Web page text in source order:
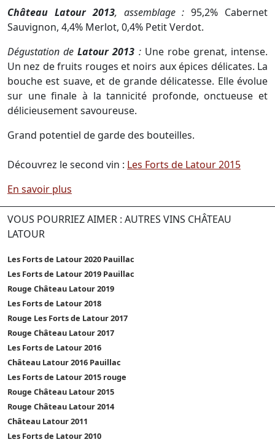
Château Latour 2013, assemblage :95,2% Cabernet
Sauvignon, 4,4% Merlot, 0,4% Petit Verdot.
Dégustation deLatour 2013 : Une robe grenat, intense.
Un nez de fruits rouges et noirs aux épices délicates. La
bouche est suave, et de grande délicatesse. Elle évolue
sur une finale à la tannicité profonde, onctueuse et
délicieusement savoureuse.
Grand potentiel de garde des bouteilles.
Découvrez le second vin : Les Forts de Latour 2015
En savoir plus
VOUS POURRIEZ AIMER : AUTRES VINS CHÂTEAU
LATOUR
Les Forts de Latour 2020 Pauillac
Les Forts de Latour 2019 Pauillac
Rouge Château Latour 2019
Les Forts de Latour 2018
Rouge Les Forts de Latour 2017
Rouge Château Latour 2017
Les Forts de Latour 2016
Château Latour 2016 Pauillac
Les Forts de Latour 2015 rouge
Rouge Château Latour 2015
Rouge Château Latour 2014
Château Latour 2011
Les Forts de Latour 2010